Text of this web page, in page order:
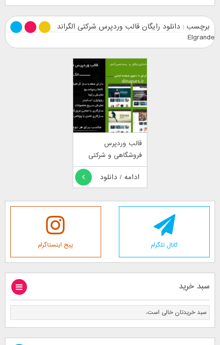
برچسب : دانلود رایگان قالب وردپرس شرکتی الگراند
Elgrande
قالب وردپرس
فروشگاهی و شرکتی
الگراند
ادامه / دانلود
کانال تلگرام پیج اینستاگرام
سبد خرید
سبد خریدتان خالی است.